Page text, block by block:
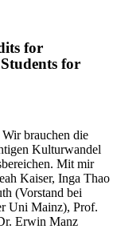
for
for
brauchen die
Kulturwandel
Mit mir
Kaiser, Inga Thao
(Vorstand bei
Uni Mainz), Prof.
Erwin Manz